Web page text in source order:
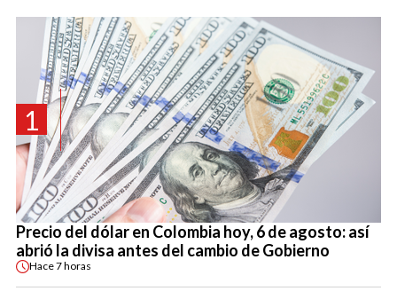
1
Precio del dólar en Colombia hoy, 6 de agosto: así
abrió la divisa antes del cambio de Gobierno
Hace7 horas